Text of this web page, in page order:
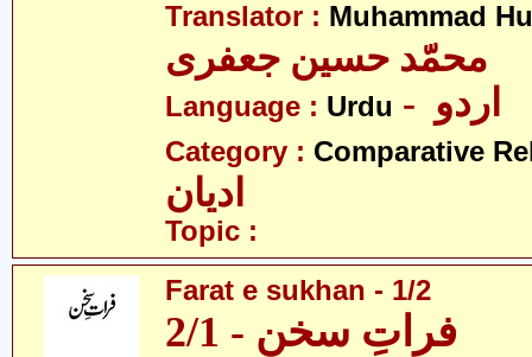
Translator : Muhammad
محمّد حسین جعفری
Language : Urdu
Category : Comparative
ادیان
Topic :
Farat e sukhan - 1/2
فراتِ سخن - 2/1